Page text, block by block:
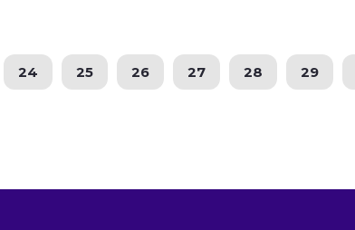
24 25 26 27 28 29